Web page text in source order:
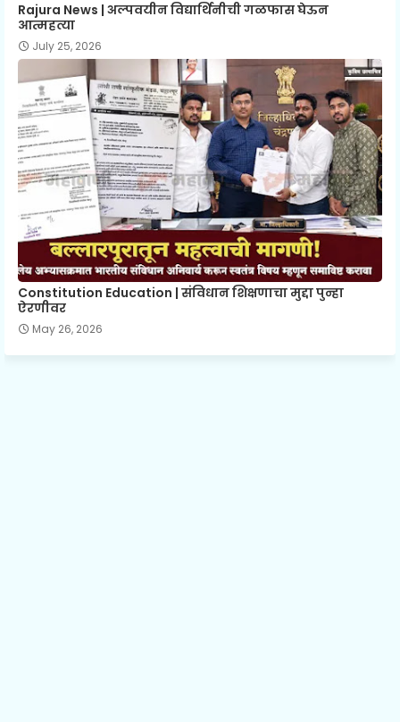
Rajura News | अल्पवयीन विद्यार्थिनीची गळफास घेऊन
आत्महत्या
July 25, 2026
Constitution Education | संविधान शिक्षणाचा मुद्दा पुन्हा
ऐरणीवर
May 26, 2026